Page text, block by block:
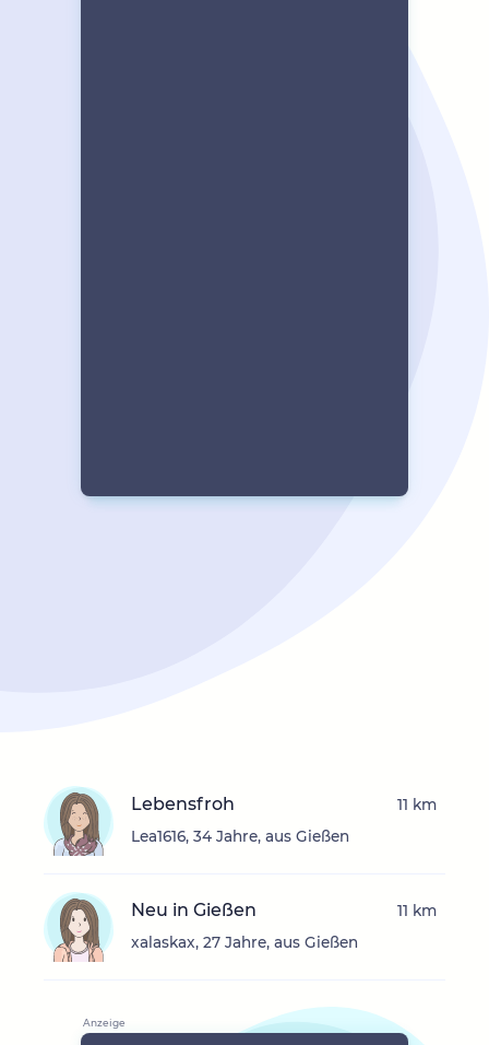
Lebensfroh
Lea1616, 34 Jahre, aus Gießen
11 km
Neu in Gießen
xalaskax, 27 Jahre, aus Gießen
11 km